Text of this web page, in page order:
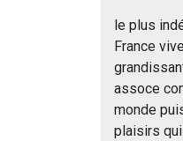
le plus
France
assoce
monde
plaisirs